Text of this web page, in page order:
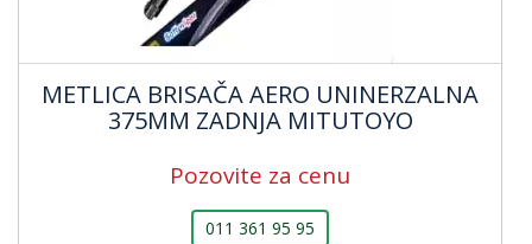
METLICA BRISAČA AERO UNINERZALNA
375MM ZADNJA MITUTOYO
Pozovite za cenu
011 361 95 95